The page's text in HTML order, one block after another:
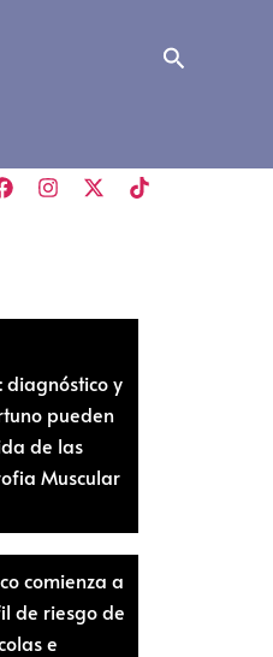
Buscar
diagnóstico y
pueden
de las
Muscular
comienza a
de riesgo de
e